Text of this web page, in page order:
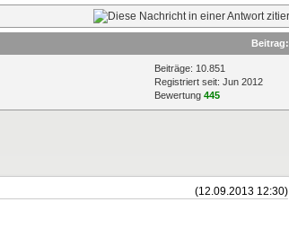
Beitrag:
Beiträge: 10.851
Registriert seit: Jun 2012
Bewertung 445
(12.09.2013 12:30)